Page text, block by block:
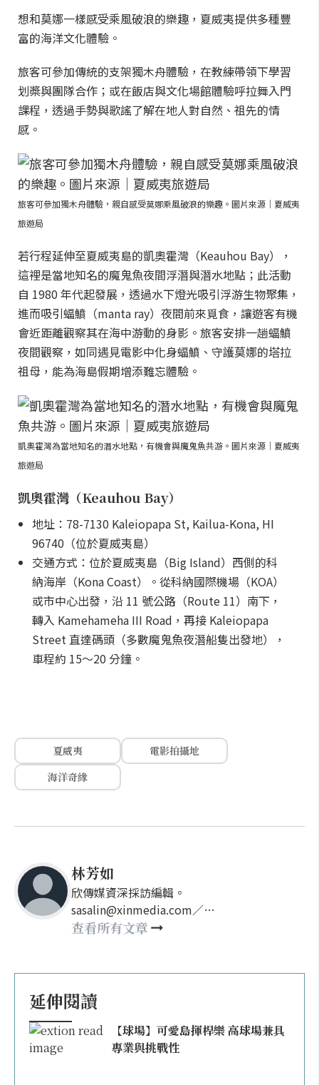
想和莫娜一樣感受乘風破浪的樂趣，夏威夷提供多種豐
富的海洋文化體驗。
旅客可參加傳統的支架獨木舟體驗，在教練帶領下學習
划槳與團隊合作；或在飯店與文化場館體驗呼拉舞入門
課程，透過手勢與歌謠了解在地人對自然、祖先的情
感。
旅客可參加獨木舟體驗，親自感受莫娜乘風破浪的樂趣。圖片來源｜夏威夷
旅遊局
若行程延伸至夏威夷島的凱奧霍灣（Keauhou Bay），
這裡是當地知名的魔鬼魚夜間浮潛與潛水地點；此活動
自 1980 年代起發展，透過水下燈光吸引浮游生物聚集，
進而吸引蝠鱝（manta ray）夜間前來覓食，讓遊客有機
會近距離觀察其在海中游動的身影。旅客安排一趟蝠鱝
夜間觀察，如同遇見電影中化身蝠鱝、守護莫娜的塔拉
祖母，能為海島假期增添難忘體驗。
凱奧霍灣為當地知名的潛水地點，有機會與魔鬼魚共游。圖片來源｜夏威夷
旅遊局
凱奧霍灣（Keauhou Bay）
地址：78-7130 Kaleiopapa St, Kailua-Kona, HI
96740（位於夏威夷島）
交通方式：位於夏威夷島（Big Island）西側的科
納海岸（Kona Coast）。從科納國際機場（KOA）
或市中心出發，沿 11 號公路（Route 11）南下，
轉入 Kamehameha III Road，再接 Kaleiopapa
Street 直達碼頭（多數魔鬼魚夜潛船隻出發地），
車程約 15～20 分鐘。
夏威夷
電影拍攝地
海洋奇緣
林芳如
欣傳媒資深採訪編輯。
sasalin@xinmedia.com／
happy21917@gmail.com
查看所有文章
延伸閱讀
【球場】可愛島揮桿樂 高球場兼具
專業與挑戰性